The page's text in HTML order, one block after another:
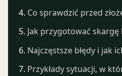
Co sprawdzić przed
Jak przygotować
Najczęstsze błędy i jak
Przykłady sytuacji, w